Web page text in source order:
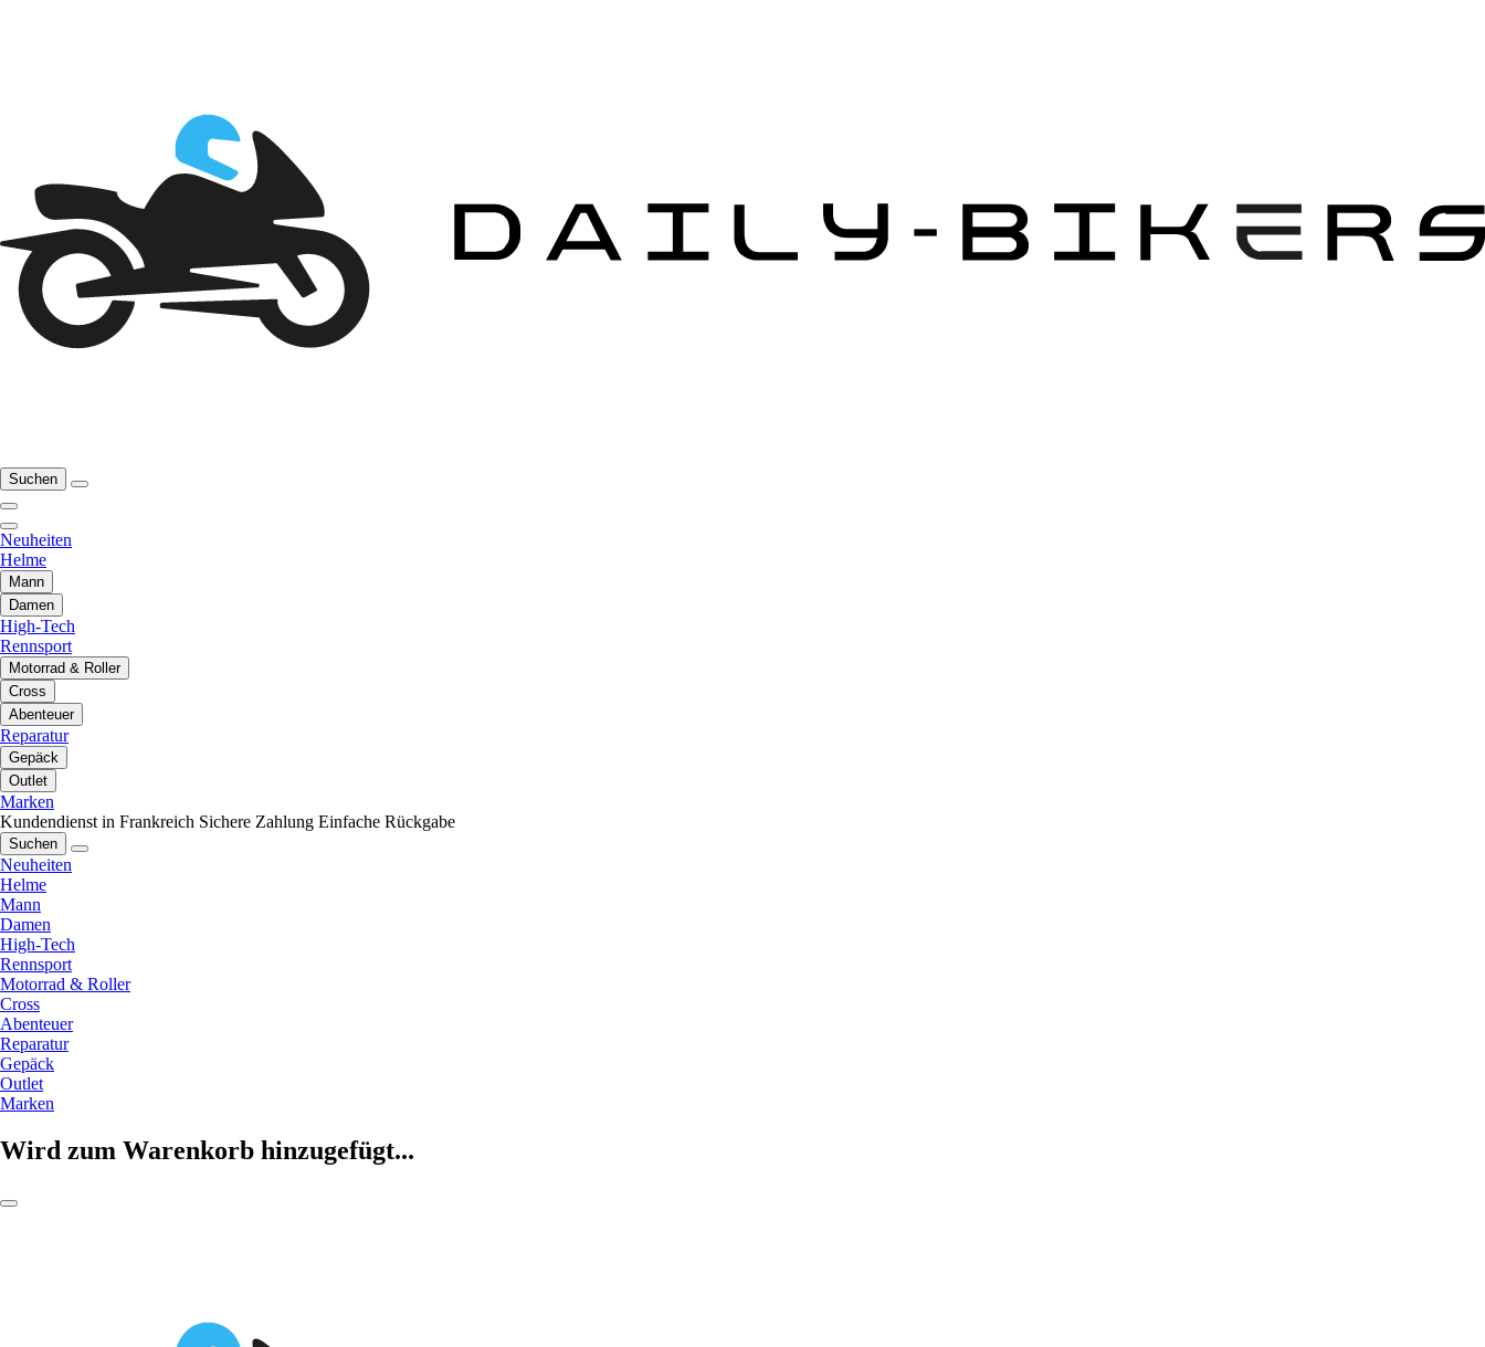
Suchen
Neuheiten
Helme
Mann
Damen
High-Tech
Rennsport
Motorrad & Roller
Cross
Abenteuer
Reparatur
Gepäck
Outlet
Marken
Kundendienst in Frankreich Sichere Zahlung Einfache Rückgabe
Suchen
Neuheiten
Helme
Mann
Damen
High-Tech
Rennsport
Motorrad & Roller
Cross
Abenteuer
Reparatur
Gepäck
Outlet
Marken
Wird zum Warenkorb hinzugefügt...